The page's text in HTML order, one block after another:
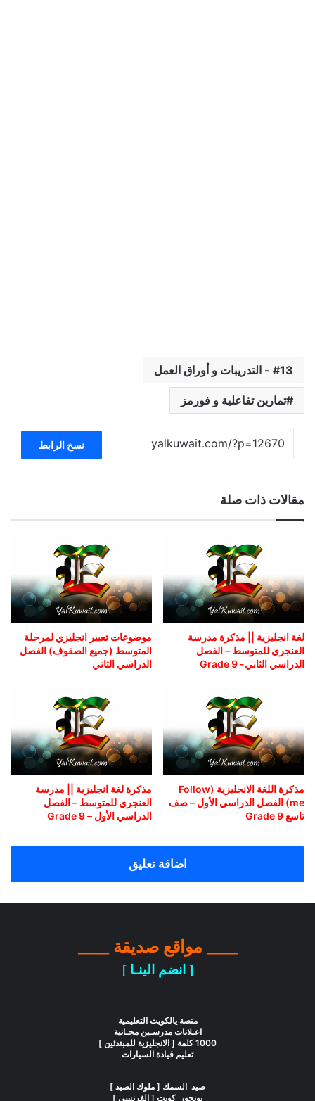
13 - التدريبات و أوراق العمل
تمارين تفاعلية و فورمز
نسخ الرابط
مقالات ذات صلة
لغة انجليزية || مذكرة مدرسة
العنجري للمتوسط – الفصل
الدراسي الثاني- Grade 9
موضوعات تعبير انجليزي لمرحلة
المتوسط (جميع الصفوف) الفصل
الدراسي الثاني
مذكرة اللغة الانجليزية (Follow
me) الفصل الدراسي الأول – صف
تاسع Grade 9
مذكرة لغة انجليزية || مدرسة
العنجري للمتوسط – الفصل
الدراسي الأول – Grade 9
اضافة تعليق
____ مواقع صديقة ____
[ انضم الينـا ]
منصة يالكويت التعليمية
اعـلانات مدرسـين مجـانية
1000 كلمة [ الانجليزية للمبتدئين ]
تعليم قيادة السيارات
صيد السمك [ ملوك الصيد ]
بونجور كويت [ الفرنسي ]